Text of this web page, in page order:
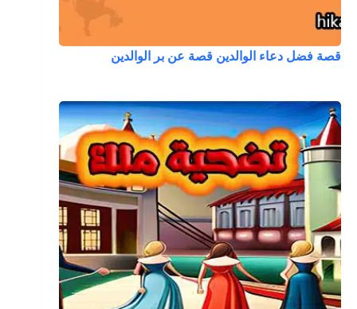
قصة فضل دعاء الوالدين قصة عن بر الوالدين